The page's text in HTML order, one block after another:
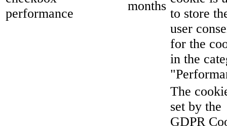
performance
months
to store
user
for the
in the
The
set by the
GDPR